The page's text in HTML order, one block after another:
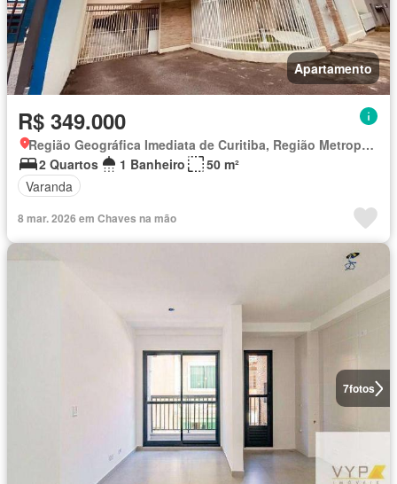
Apartamento
R$ 349.000
Região Geográfica Imediata de Curitiba, Região Metropolitana de Curitiba
2 Quartos
1 Banheiro
50 m²
Varanda
8 mar. 2026 em Chaves na mão
7fotos